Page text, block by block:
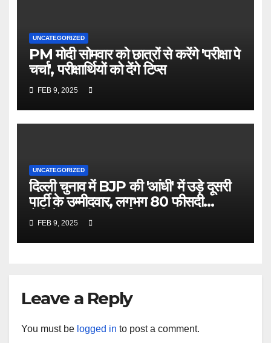
UNCATEGORIZED
PM मोदी सोमवार को छात्रों से करेंगे 'परीक्षा पे
चर्चा', परीक्षार्थियों को देंगे टिप्स
FEB 9, 2025
UNCATEGORIZED
दिल्ली चुनाव में BJP की 'आंधी' में उड़े दूसरी
पार्टी के उम्मीदवार, लगभग 80 फीसदी
कैंडिडेट्स की जब्त हुई जमानत
FEB 9, 2025
Leave a Reply
You must be logged in to post a comment.